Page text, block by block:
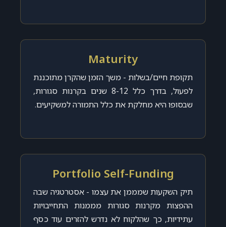
Maturity
תקופת חיים/בשלות - משך הזמן שהקרן מתוכננת
לפעול, בדרך כלל 8-12 שנים בקרנות סגורות,
שבסופו היא מחלקת את כלל התמורה למשקיעים.
Portfolio Self-Funding
תיק השקעות שמממן את עצמו - אסטרטגיה שבה
ההפצות מקרנות סגורות מממנות התחייבויות
עתידיות, כך שהלקוח לא נדרש להזרים עוד כסף